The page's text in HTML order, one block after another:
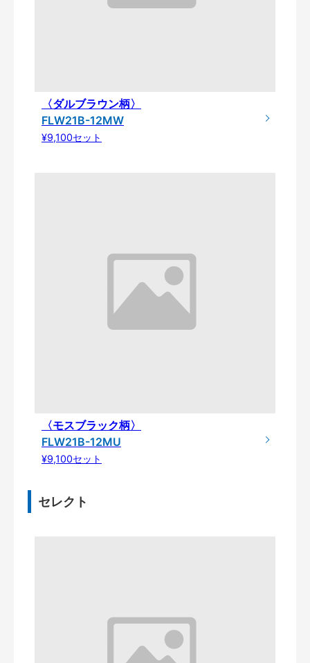
〈ダルブラウン柄〉
FLW21B-12MW
¥9,100セット
〈モスブラック柄〉
FLW21B-12MU
¥9,100セット
セレクト